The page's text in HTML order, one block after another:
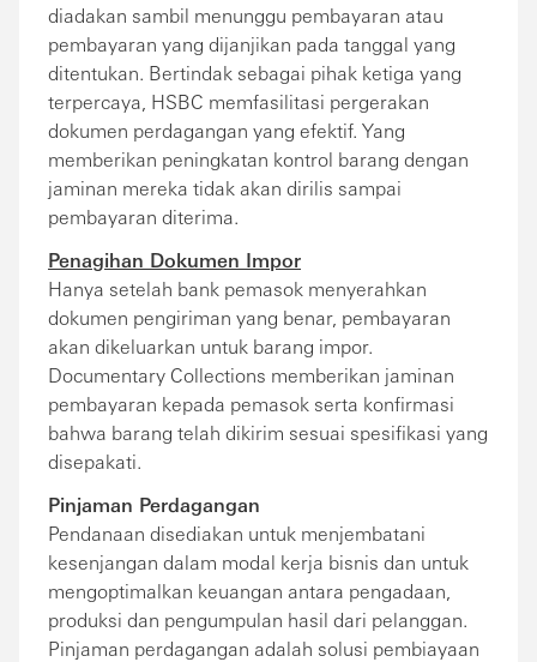
diadakan sambil menunggu pembayaran atau
pembayaran yang dijanjikan pada tanggal yang
ditentukan. Bertindak sebagai pihak ketiga yang
terpercaya, HSBC memfasilitasi pergerakan
dokumen perdagangan yang efektif. Yang
memberikan peningkatan kontrol barang dengan
jaminan mereka tidak akan dirilis sampai
pembayaran diterima.
Penagihan Dokumen Impor
Hanya setelah bank pemasok menyerahkan
dokumen pengiriman yang benar, pembayaran
akan dikeluarkan untuk barang impor.
Documentary Collections memberikan jaminan
pembayaran kepada pemasok serta konfirmasi
bahwa barang telah dikirim sesuai spesifikasi yang
disepakati.
Pinjaman Perdagangan
Pendanaan disediakan untuk menjembatani
kesenjangan dalam modal kerja bisnis dan untuk
mengoptimalkan keuangan antara pengadaan,
produksi dan pengumpulan hasil dari pelanggan.
Pinjaman perdagangan adalah solusi pembiayaan